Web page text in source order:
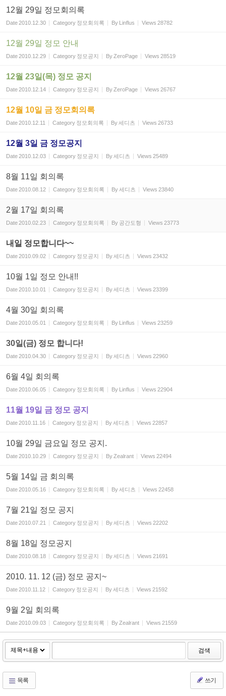
12월 29일 정모회의록
Date2010.12.30 Category 정모회의록 By Linflus Views 28782
12월 29일 정모 안내
Date2010.12.29 Category 정모공지 By ZeroPage Views 28519
12월 23일(목) 정모 공지
Date2010.12.14 Category 정모공지 By ZeroPage Views 26767
12월 10일 금 정모회의록
Date2010.12.11 Category 정모회의록 By세디츠 Views 26733
12월 3일 금 정모공지
Date2010.12.03 Category 정모공지 By세디츠 Views 25489
8월 11일 회의록
Date2010.08.12 Category 정모회의록 By세디츠 Views 23840
2월 17일 회의록
Date2010.02.23 Category 정모회의록 By 공간도형 Views 23773
내일 정모합니다~~
Date2010.09.02 Category 정모공지 By세디츠 Views 23432
10월 1일 정모 안내!!
Date2010.10.01 Category 정모공지 By세디츠 Views 23399
4월 30일 회의록
Date2010.05.01 Category 정모회의록 By Linflus Views 23259
30일(금) 정모 합니다!
Date2010.04.30 Category 정모공지 By세디츠 Views 22960
6월 4일 회의록
Date2010.06.05 Category 정모회의록 By Linflus Views 22904
11월 19일 금 정모 공지
Date2010.11.16 Category 정모공지 By세디츠 Views 22857
10월 29일 금요일 정모 공지.
Date2010.10.29 Category 정모공지 By Zealrant Views 22494
5월 14일 금 회의록
Date2010.05.16 Category 정모회의록 By세디츠 Views 22458
7월 21일 정모 공지
Date2010.07.21 Category 정모공지 By세디츠 Views 22202
8월 18일 정모공지
Date2010.08.18 Category 정모공지 By세디츠 Views 21691
2010. 11. 12 (금) 정모 공지~
Date2010.11.12 Category 정모공지 By세디츠 Views 21592
9월 2일 회의록
Date2010.09.03 Category 정모회의록 By Zealrant Views 21559
검색
목록 쓰기